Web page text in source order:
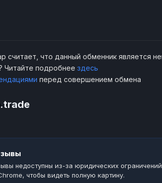
считает, что данный обменник является
Читайте подробнее здесь
перед совершением обмена
недоступны из-за юридических
чтобы видеть полную картину.